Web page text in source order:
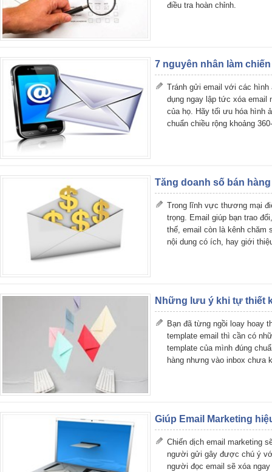
điều tra hoàn chỉnh.
7 nguyên nhân làm
Tránh gửi email với các
dụng ngay lập tức xóa email
của họ. Hãy tối ưu hóa hình
chuẩn chiều rộng khoảng
Tăng doanh số bán
Trong lĩnh vực thương mại
trọng. Email giúp bạn trao
thế, email còn là kênh chăm
nội dung có ích, hay giới
Những lưu ý khi tự thiết
Bạn đã từng ngồi loay hoay
template email thì cần có
template của mình đúng
hàng nhưng vào inbox chưa
Giúp Email Marketing
Chiến dịch email marketing
người gửi gây được chú ý
người đọc email sẽ xóa